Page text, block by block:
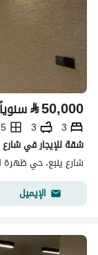
⃁50,000 سنوياً
3
3
شقة للإيجار في
شارع ينبع، حي ظهرة
الإيميل